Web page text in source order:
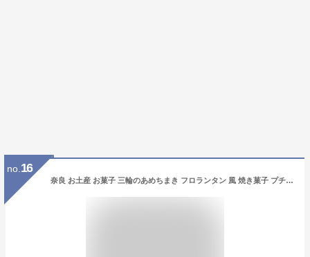
no. 16
奈良 お土産 お菓子 三輪のあめちまき フロランタン 風 焼き菓子 プチギフト 三輪素麺 酒粕 修学旅行 おみやげ